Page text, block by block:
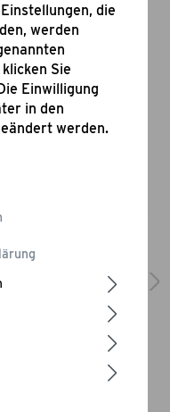
die
werden
Sie
Einwilligung
in den
werden.